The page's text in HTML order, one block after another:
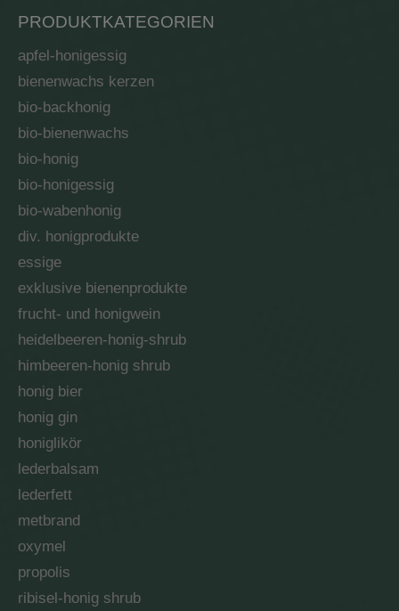
PRODUKTKATEGORIEN
apfel-honigessig
bienenwachs kerzen
bio-backhonig
bio-bienenwachs
bio-honig
bio-honigessig
bio-wabenhonig
div. honigprodukte
essige
exklusive bienenprodukte
frucht- und honigwein
heidelbeeren-honig-shrub
himbeeren-honig shrub
honig bier
honig gin
honiglikör
lederbalsam
lederfett
metbrand
oxymel
propolis
ribisel-honig shrub